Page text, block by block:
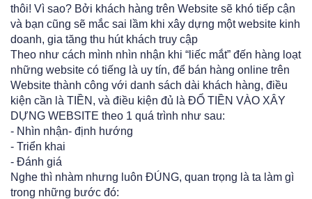
thôi! Vì sao? Bởi khách hàng trên Website sẽ khó tiếp cận
và bạn cũng sẽ mắc sai lầm khi xây dựng một website kinh
doanh, gia tăng thu hút khách truy cập
Theo như cách mình nhìn nhận khi “liếc mắt” đến hàng loạt
những website có tiếng là uy tín, để bán hàng online trên
Website thành công với danh sách dài khách hàng, điều
kiện cần là TIỀN, và điều kiện đủ là ĐỔ TIỀN VÀO XÂY
DỰNG WEBSITE theo 1 quá trình như sau:
- Nhìn nhận- định hướng
- Triển khai
- Đánh giá
Nghe thì nhàm nhưng luôn ĐÚNG, quan trọng là ta làm gì
trong những bước đó: